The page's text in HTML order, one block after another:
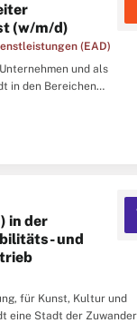
(w/m/d)
(EAD)
und als
in den Bereichen
und
in der
und
für Kunst, Kultur und
eine Stadt der